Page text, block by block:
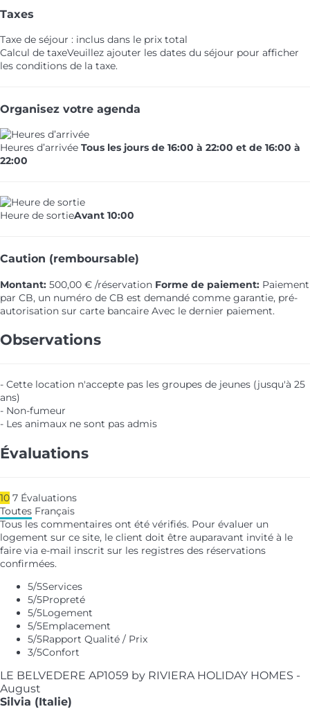
Taxes
Taxe de séjour : inclus dans le prix total
Calcul de taxeVeuillez ajouter les dates du séjour pour afficher
les conditions de la taxe.
Organisez votre agenda
Heures d’arrivée Tous les jours de 16:00 à 22:00 et de 16:00 à
22:00
Heure de sortieAvant 10:00
Caution (remboursable)
Montant: 500,00 € /réservation Forme de paiement: Paiement
par CB, un numéro de CB est demandé comme garantie, pré-
autorisation sur carte bancaire Avec le dernier paiement.
Observations
- Cette location n'accepte pas les groupes de jeunes (jusqu'à 25
ans)
- Non-fumeur
- Les animaux ne sont pas admis
Évaluations
10 7 Évaluations
Toutes Français
Tous les commentaires ont été vérifiés. Pour évaluer un
logement sur ce site, le client doit être auparavant invité à le
faire via e-mail inscrit sur les registres des réservations
confirmées.
5/5Services
5/5Propreté
5/5Logement
5/5Emplacement
5/5Rapport Qualité / Prix
3/5Confort
LE BELVEDERE AP1059 by RIVIERA HOLIDAY HOMES -
August
Silvia (Italie)